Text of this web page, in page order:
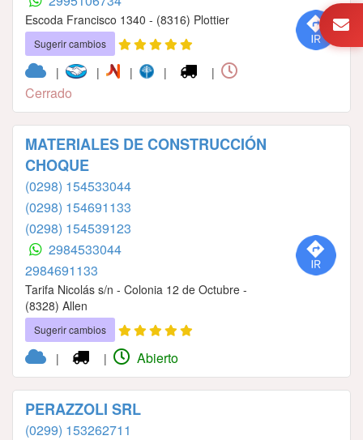
Escoda Francisco 1340 - (8316) Plottier
Sugerir cambios
| | | | |
Cerrado
MATERIALES DE CONSTRUCCIÓN
CHOQUE
(0298) 154533044
(0298) 154691133
(0298) 154539123
2984533044
2984691133
Tarifa Nicolás s/n - Colonia 12 de Octubre -
(8328) Allen
Sugerir cambios
| | Abierto
PERAZZOLI SRL
(0299) 153262711